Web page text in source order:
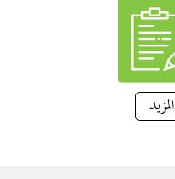
المزيد